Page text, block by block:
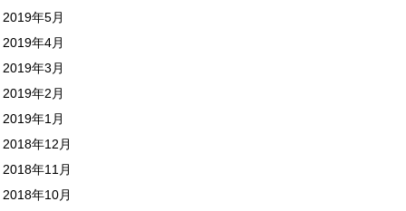
2019年5月
2019年4月
2019年3月
2019年2月
2019年1月
2018年12月
2018年11月
2018年10月